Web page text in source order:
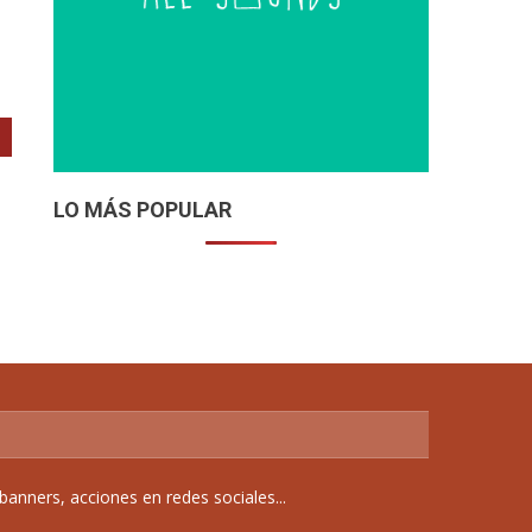
LO MÁS POPULAR
acciones en redes sociales...